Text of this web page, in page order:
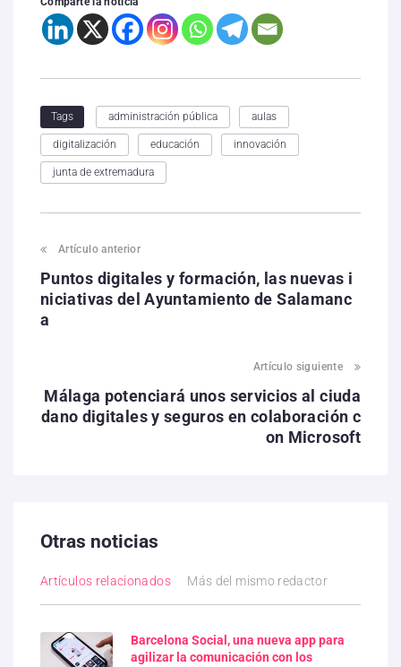
Tags administración pública aulas
digitalización educación innovación
junta de extremadura
Artículo anterior
Puntos digitales y formación, las nuevas i
niciativas del Ayuntamiento de Salamanc
a
Artículo siguiente
Málaga potenciará unos servicios al ciuda
dano digitales y seguros en colaboración c
on Microsoft
Otras noticias
Artículos relacionados Más del mismo redactor
Barcelona Social, una nueva app para
agilizar la comunicación con los